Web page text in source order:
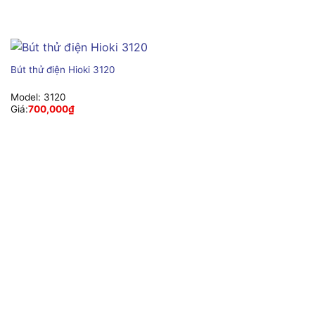
Bút thử điện Hioki 3120
Model: 3120
Giá:700,000₫